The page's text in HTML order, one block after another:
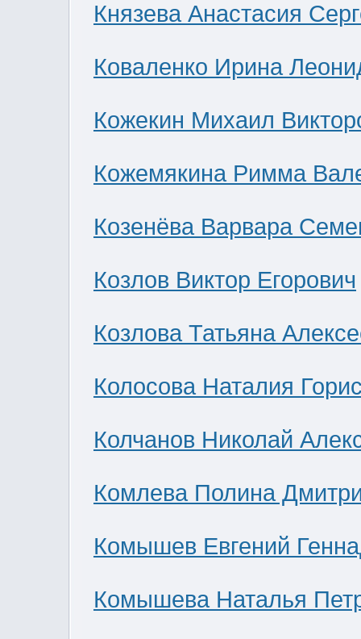
Князева Анастасия
Коваленко Ирина
Кожекин Михаил
Кожемякина Римма
Козенёва Варвара
Козлов Виктор Егорович
Козлова Татьяна
Колосова Наталия
Колчанов Николай
Комлева Полина
Комышев Евгений
Комышева Наталья